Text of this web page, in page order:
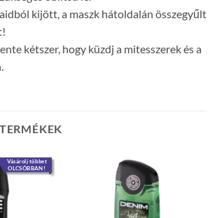
kijött, a maszk hátoldalán összegyűlt
kétszer, hogy küzdj a mitesszerek és a
Vásárolj többet
OLCSÓBBAN!